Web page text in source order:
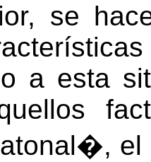
se
a esta
el